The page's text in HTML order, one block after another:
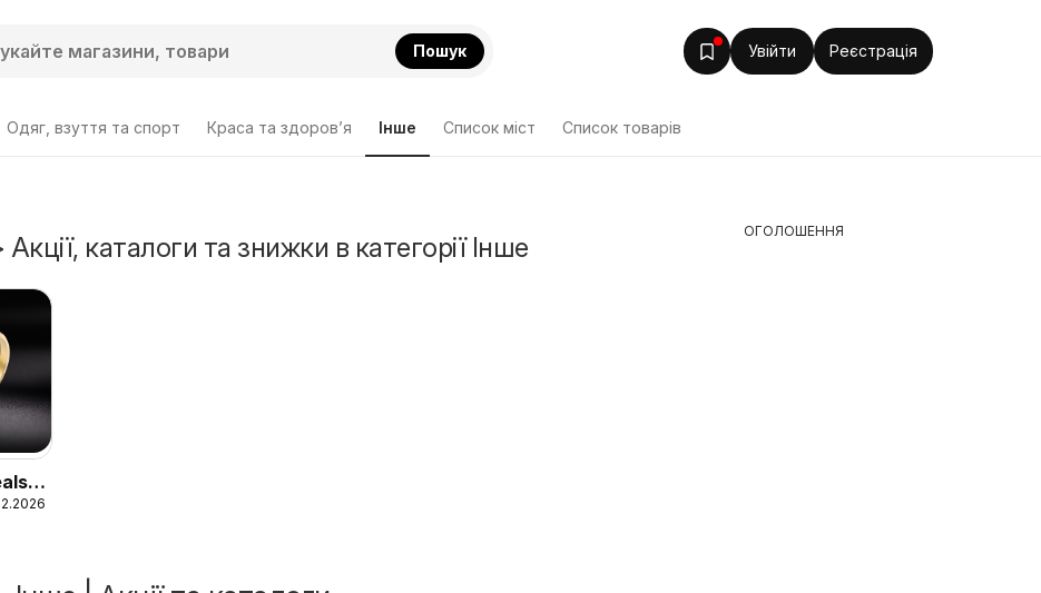
Пошук Увійти Реєстрація
Одяг, взуття та спорт Краса та здоров’я Інше Cписок міст Список товарів
каталоги та знижки в категорії Інше
–
ОГОЛОШЕННЯ